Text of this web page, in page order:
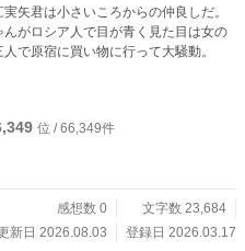
して、お姉さんと幸せになろう！」
です…！ 「貞操具を嵌めて女装メイ
キをSNSに投稿」「寝取られ・メス
どの展開があります。 ・【GAM
択肢を間違えた並行世界の話で、容
とは別に、
・【ここまでの記録】
での総集編です。 青年がメス堕ちし
さんが客との行為を回想したりな
なみにヒロインが出て来るのはPhas
矢君は小さいころからの仲良しだ。
がロシア人で目が青く見た目は女の
で原宿に買い物に行って大騒動。
位 / 66,349件
感想数 0
文字数 23,684
新日 2026.08.03
登録日 2026.03.17